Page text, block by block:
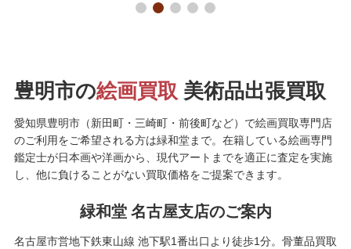
豊明市の絵画買取 美術品出張買取
愛知県豊明市（新田町・三崎町・前後町など）で絵画買取専門店
のご利用をご希望される方は緑和堂まで。在籍している絵画専門
鑑定士が日本画や洋画から、現代アートまでを適正に査定を実施
し、他に負けることがない買取価格をご提案できます。
緑和堂 名古屋支店のご案内
名古屋市営地下鉄東山線 池下駅1番出口より徒歩1分。骨董品買取